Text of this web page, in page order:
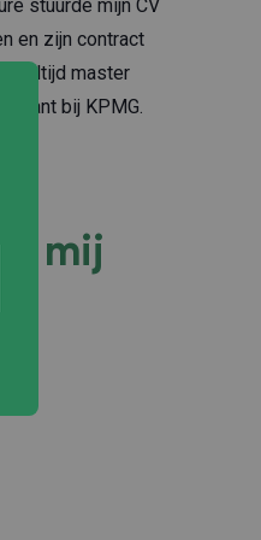
stuurde mijn CV
en zijn contract
deeltijd master
bij KPMG.
mij